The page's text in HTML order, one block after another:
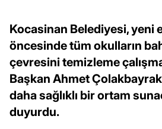
Kocasinan Belediyesi, yeni
öncesinde tüm okulların
çevresini temizleme
Başkan Ahmet
daha sağlıklı bir ortam
duyurdu.